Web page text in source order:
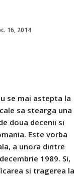
16, 2014
se mai astepta la
sa stearga una
doua decenii si
Este vorba
a unora dintre
1989. Si,
si tragerea la